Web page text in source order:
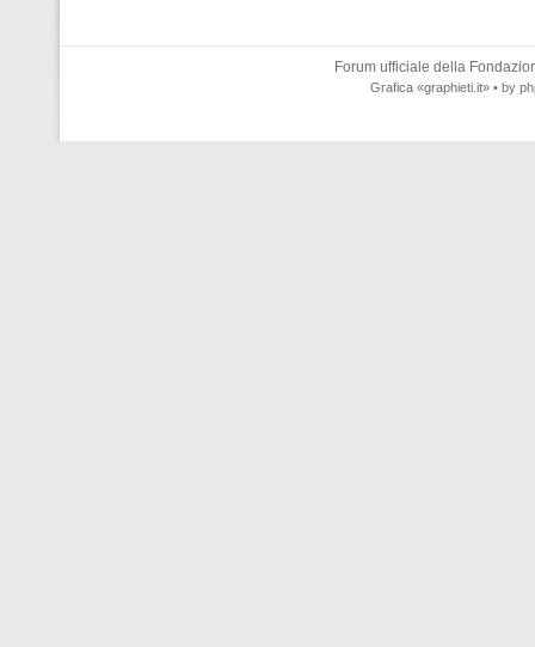
Forum ufficiale della
Grafica «graphieti.it» • by